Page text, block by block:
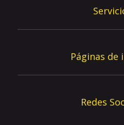
Páginas de
Redes